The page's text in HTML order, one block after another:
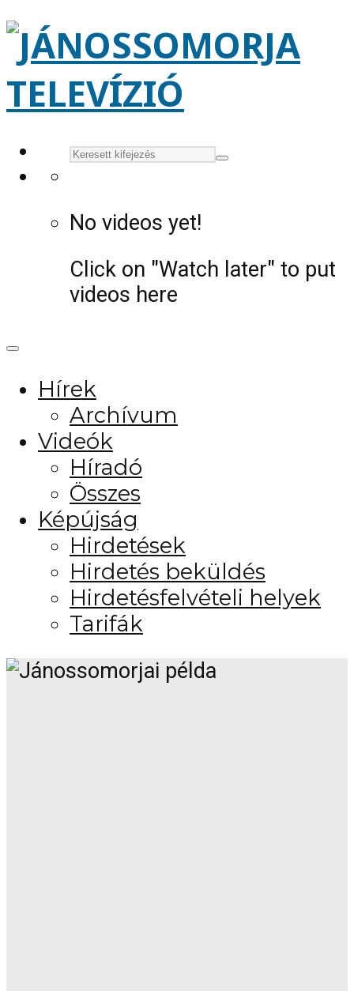
No videos yet!
Click on "Watch later" to put
videos here
Hírek
Archívum
Videók
Híradó
Összes
Képújság
Hirdetések
Hirdetés beküldés
Hirdetésfelvételi helyek
Tarifák